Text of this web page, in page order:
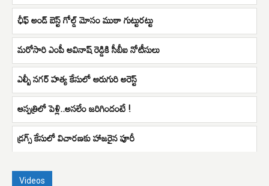
ఛీఫ్ అండ్ బెస్ట్ గోల్డ్ మోసం ముఠా గుట్టురట్టు
మరోసారి ఎంపీ అవినాష్ రెడ్డికి సీబీఐ నోటీసులు
ఎల్బీ నగర్ హత్య కేసులో ఆరుగురి అరెస్ట్
ఆస్పత్రిలో పెళ్లి..అసలేం జరిగిందంటే !
డ్రగ్స్‌ కేసులో విచారణకు హాజరైన పూరీ
Videos